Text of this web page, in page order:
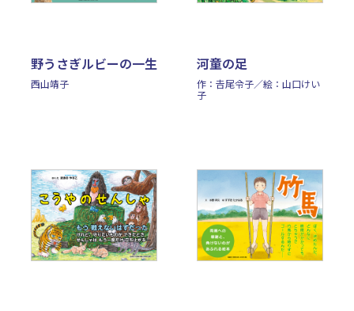
野うさぎルビーの一生
西山靖子
河童の足
作：𠮷尾令子／絵：山口けい
子